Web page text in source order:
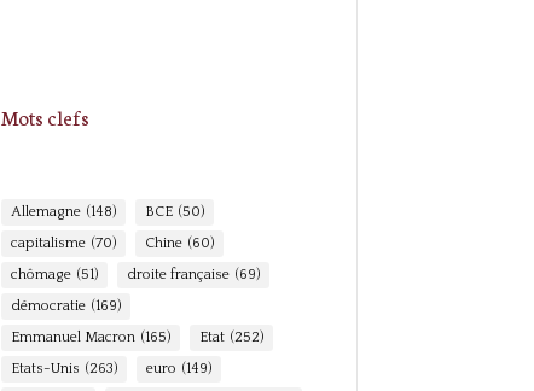
Mots clefs
Allemagne (148) BCE (50)
capitalisme (70) Chine (60)
chômage (51) droite française (69)
démocratie (169)
Emmanuel Macron (165) Etat (252)
Etats-Unis (263) euro (149)